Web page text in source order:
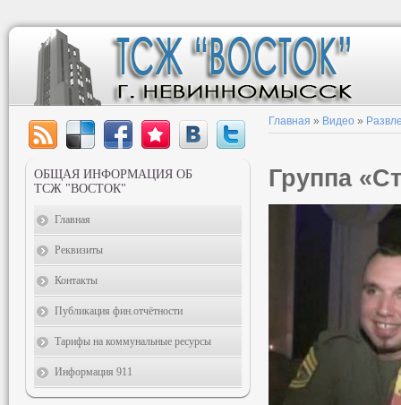
Главная » Видео »
Группа
ОБЩАЯ ИНФОРМАЦИЯ ОБ
ТСЖ "ВОСТОК"
Главная
Реквизиты
Контакты
Публикация фин.отчётности
Тарифы на коммунальные ресурсы
Информация 911